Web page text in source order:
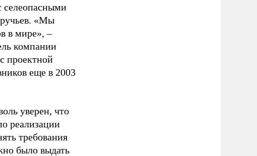
селеопасными
«Мы
в мире», –
компании
проектной
еще в 2003
уверен, что
реализации
требования
было выдать